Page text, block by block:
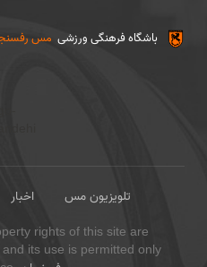
مس باشگاه فرهنگی ورزشی
اخبار
تلویزیون مس
rights of this site are
its use is permitted only